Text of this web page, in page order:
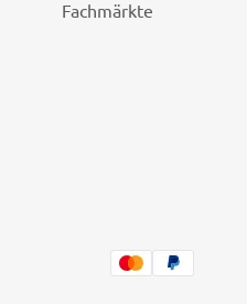
Fachmärkte